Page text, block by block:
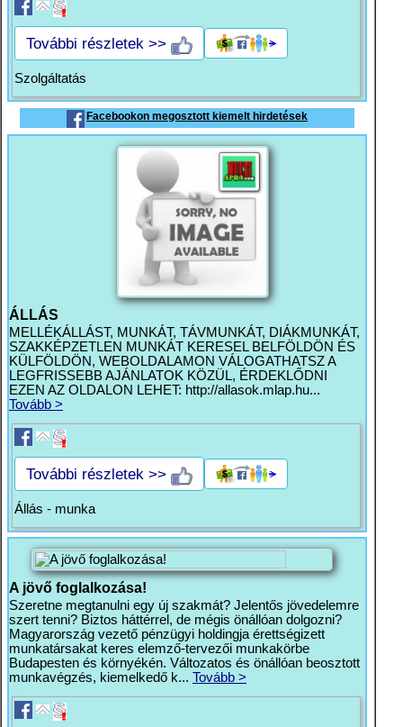
További részletek >>
Szolgáltatás
Facebookon megosztott kiemelt hirdetések
ÁLLÁS
MELLÉKÁLLÁST, MUNKÁT, TÁVMUNKÁT, DIÁKMUNKÁT,
SZAKKÉPZETLEN MUNKÁT KERESEL BELFÖLDÖN ÉS
KÜLFÖLDÖN, WEBOLDALAMON VÁLOGATHATSZ A
LEGFRISSEBB AJÁNLATOK KÖZÜL, ÉRDEKLŐDNI
EZEN AZ OLDALON LEHET: http://allasok.mlap.hu...
Tovább >
További részletek >>
Állás - munka
A jövő foglalkozása!
Szeretne megtanulni egy új szakmát? Jelentős jövedelemre
szert tenni? Biztos háttérrel, de mégis önállóan dolgozni?
Magyarország vezető pénzügyi holdingja érettségizett
munkatársakat keres elemző-tervezői munkakörbe
Budapesten és környékén. Változatos és önállóan beosztott
munkavégzés, kiemelkedő k... Tovább >